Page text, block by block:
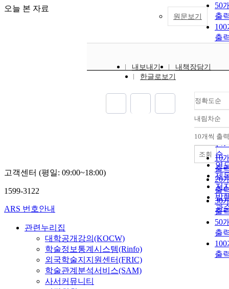
오늘 본 자료
50
출
출
원문보기
내보내기
내책장담기
한글로보기
정확도순
정
순
인
순
연
제
저
발
관
내림차순
내
10개씩 출력
10
출
20
출
30
출
50
출
출
조회
고객센터 (평일: 09:00~18:00)
1599-3122
ARS 번호안내
관련누리집
대학공개강의(KOCW)
학술정보통계시스템(Rinfo)
외국학술지지원센터(FRIC)
학술관계분석서비스(SAM)
사서커뮤니티